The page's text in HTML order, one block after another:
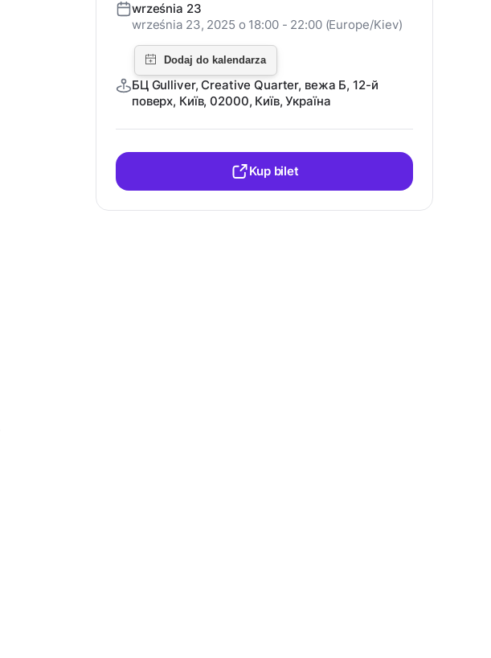
września 23
września 23, 2025 o 18:00 - 22:00 (Europe/Kiev)
БЦ Gulliver, Creative Quarter, вежа Б, 12-й
поверх, Київ, 02000, Київ, Україна
Kup bilet